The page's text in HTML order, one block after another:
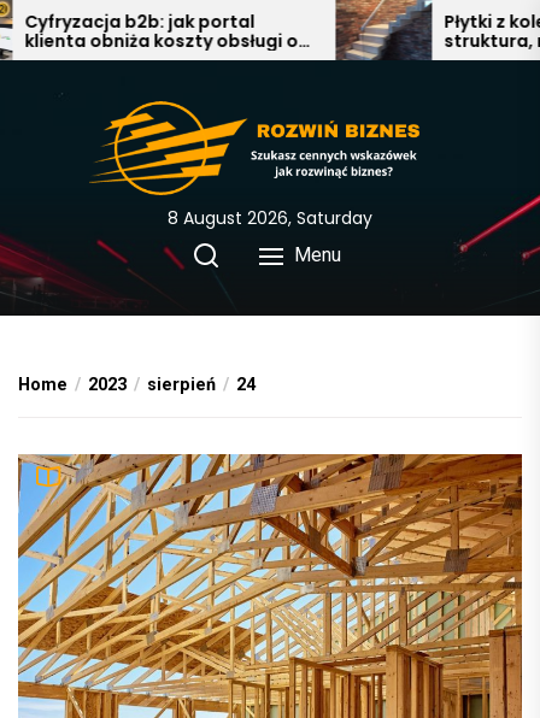
Skip
to
b2b: jak portal
obniża koszty obsługi o
Płytki z
struktura,
nowoczesna
8 August 2026, Saturday
Menu
Home 2023 sierpień 24